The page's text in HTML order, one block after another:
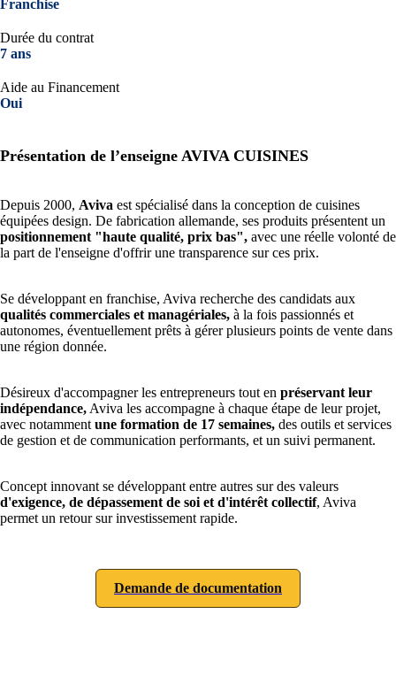
Franchise
Durée du contrat
7 ans
Aide au Financement
Oui
Présentation de l’enseigne AVIVA CUISINES
Depuis 2000, Aviva est spécialisé dans la conception de cuisines
équipées design. De fabrication allemande, ses produits présentent un
positionnement "haute qualité, prix bas", avec une réelle volonté de
la part de l'enseigne d'offrir une transparence sur ces prix.
Se développant en franchise, Aviva recherche des candidats aux
qualités commerciales et managériales, à la fois passionnés et
autonomes, éventuellement prêts à gérer plusieurs points de vente dans
une région donnée.
Désireux d'accompagner les entrepreneurs tout en préservant leur
indépendance, Aviva les accompagne à chaque étape de leur projet,
avec notamment une formation de 17 semaines, des outils et services
de gestion et de communication performants, et un suivi permanent.
Concept innovant se développant entre autres sur des valeurs
d'exigence, de dépassement de soi et d'intérêt collectif, Aviva
permet un retour sur investissement rapide.
Demande de documentation